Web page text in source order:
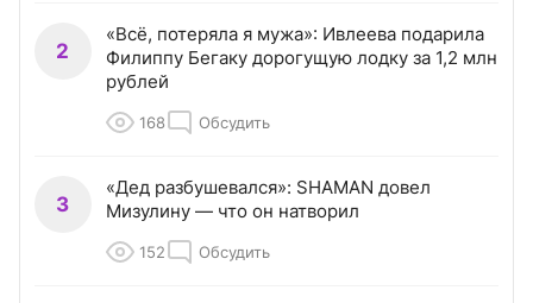
2
«Всё, потеряла я мужа»: Ивлеева подарила
Филиппу Бегаку дорогущую лодку за 1,2 млн
рублей
168 Обсудить
3
«Дед разбушевался»: SHAMAN довел
Мизулину — что он натворил
152 Обсудить